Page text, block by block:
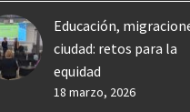
Educación,
ciudad: retos para la
equidad
18 marzo, 2026